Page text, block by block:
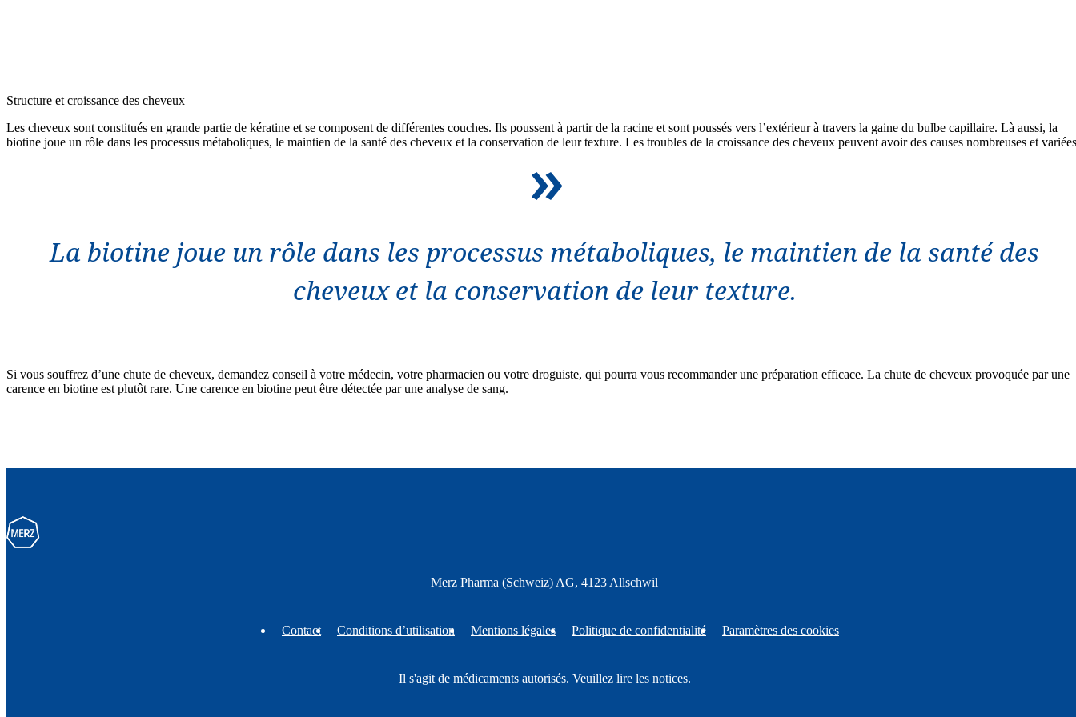
Structure et croissance des cheveux
Les cheveux sont constitués en grande partie de kératine et se composent de différentes couches. Ils poussent à partir de la racine et sont poussés vers l’extérieur à travers la gaine du bulbe capillaire. Là aussi, la
biotine joue un rôle dans les processus métaboliques, le maintien de la santé des cheveux et la conservation de leur texture. Les troubles de la croissance des cheveux peuvent avoir des causes nombreuses et
La biotine joue un rôle dans les processus métaboliques, le maintien de la santé des
cheveux et la conservation de leur texture.
Si vous souffrez d’une chute de cheveux, demandez conseil à votre médecin, votre pharmacien ou votre droguiste, qui pourra vous recommander une préparation efficace. La chute de cheveux provoquée par une
carence en biotine est plutôt rare. Une carence en biotine peut être détectée par une analyse de sang.
Merz Pharma (Schweiz) AG, 4123 Allschwil
Contact Conditions d’utilisation Mentions légales Politique de confidentialité Paramètres des cookies
Il s'agit de médicaments autorisés. Veuillez lire les notices.